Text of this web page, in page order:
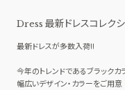
Dress 最新ドレスコレク
最新ドレスが多数入荷!!
今年のトレンドであるブラックカ
幅広いデザイン・カラーをご用意